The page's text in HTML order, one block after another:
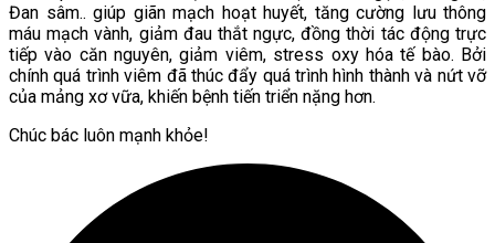
Đan sâm.. giúp giãn mạch hoạt huyết, tăng cường lưu thông
máu mạch vành, giảm đau thắt ngực, đồng thời tác động trực
tiếp vào căn nguyên, giảm viêm, stress oxy hóa tế bào. Bởi
chính quá trình viêm đã thúc đẩy quá trình hình thành và nứt vỡ
của mảng xơ vữa, khiến bệnh tiến triển nặng hơn.
Chúc bác luôn mạnh khỏe!